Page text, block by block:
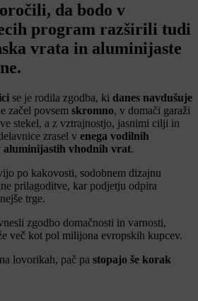
da bodo v
program razširili tudi
vrata in aluminijaste
se je rodila zgodba, ki danes navdušuje
začel povsem skromno, v domači garaži
stekel, a z vztrajnostjo, jasnimi cilji in
zrasel v enega vodilnih
aluminijastih vhodnih vrat.
po kakovosti, sodobnem dizajnu
prilagoditve, kar podjetju odpira
trge.
zgodbo domačnosti in varnosti,
več kot pol milijona evropskih kupcev.
lovorikah, pač pa stopajo še korak